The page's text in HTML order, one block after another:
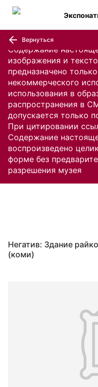
Содержание
изображения и
предназначено
некоммерческого
использования в
распространения в
допускается только
При цитировании
Содержание
воспроизведено
форме без
разрешения музея
Вернуться
Негатив: Здание
(коми)